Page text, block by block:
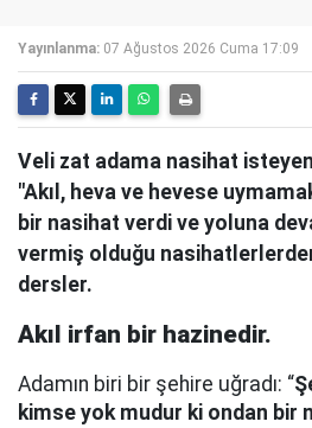
Yayınlanma: 07 Ağustos 2026 Cuma 17:09
Veli zat adama nasihat
"Akıl, heva ve hevese
bir nasihat verdi ve yoluna
vermiş olduğu
dersler.
Akıl irfan bir hazinedir.
Adamın biri bir şehire uğradı: “
kimse yok mudur ki ondan bir